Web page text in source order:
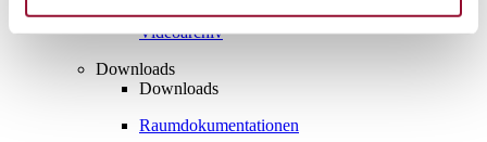
Videoarchiv
Downloads
Downloads
Raumdokumentationen